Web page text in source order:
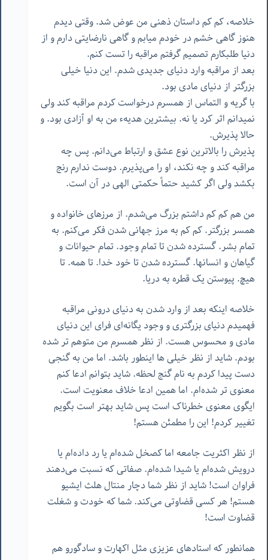
خلاصه، کم کم داستان ذهنی من عوض شد. وقتی دیدم
هنوز گاهی خشم در خودم میابم و گاهی نارضایتی دارم و از
دنیا طلبکارم تصمیم گرفتم مراقبه را تست کنم.
بعد از مراقبه وارد دنیای جدیدی شدم. این دنیا خیلی
بزرگتر از دنیای مادی بود.
با گریه و التماس از همسرم درخواست کردم مراقبه کند ولی
نمیدانم اثر کرد یا نه. بیشترین هدیه‌ء من به او آزادی بود. و
حالا پذیرش.
پذیرش را بالاترین نوع عشق و ارتباط می‌دانم. پس چه
مراقبه کند و چه نکند، او را می‌پذیرم. دوست ندارم رنج
بکشد ولی اگر کشید حتماً حکمتی الهی در آن است.
من هم کم کم داشتم بزرگ می‌شدم. از مرزهای خانواده و
همسر بزرگتر. کم کم به مرز جهانی شدن فکر می‌کنم. به
تمام بشر. گسترده شدن تا تمام وجود. تمام حیوانات و
گیاهان و انسانها. گسترده شدن تا خود خدا. تا همه. تا
هیچ. پیوستن یک قطره به دریا.
خلاصه اینکه بعد از وارد شدن به دنیای درونی مراقبه
فهمیدم دنیای بزرگتری و وجود یگانه‌ای فرای این دنیای
مادی و محسوس هست. از نظر همسرم من متوهم تر شده
بودم. شاید از نظر خیلی ها اینطور باشد. اما من به گنجی
دست پیدا کردم به نام گنج لحظه. شاید بتوانم ادعا کنم
معنوی تر شده‌ام. اما همین ادعا خلاف معنویت است.
ایگوی معنوی خطرناک است پس شاید بهتر است بگویم
تغییر کردم! این را مطمئن هستم!
از نظر اکثریت جامعه اما کصخل شده‌ام یا رد داده‌ام یا
درویش شده‌ام یا شیدا شده‌ام. صفاتی که نسبت می‌دهند
فراوان است! شاید از نظر شما دچار منتال هلث ایشیو
هستم! هر کسی قضاوتی می‌کند. شما که خودت و شغلت
قضاوت است!
همانطور که استادهای عزیزی مثل اکهارت و سادگورو هم